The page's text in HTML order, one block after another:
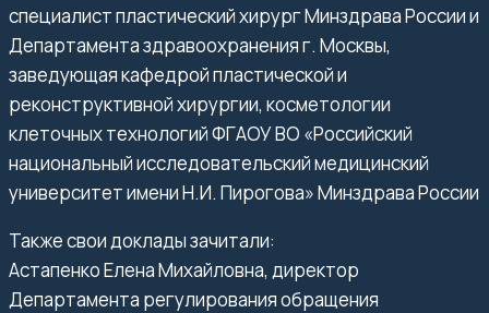
специалист пластический хирург Минздрава России и
Департамента здравоохранения г. Москвы,
заведующая кафедрой пластической и
реконструктивной хирургии, косметологии
клеточных технологий ФГАОУ ВО «Российский
национальный исследовательский медицинский
университет имени Н.И. Пирогова» Минздрава России
Также свои доклады зачитали:
Астапенко Елена Михайловна, директор
Департамента регулирования обращения